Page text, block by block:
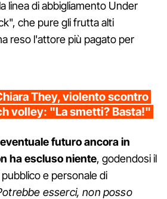
linea di abbigliamento Under
che pure gli frutta alti
reso l'attore più pagato per
They, violento scontro
volley: "La smetti? Basta!"
futuro ancora in
ha escluso niente, godendosi il
e personale di
esserci, non posso